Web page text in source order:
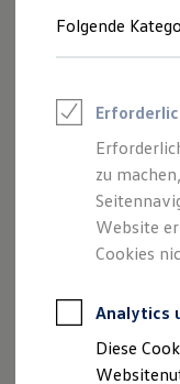
Junge
Leasing
Kfz-
für
Folgende
zu
Website
Cookies
Analytics
Diese